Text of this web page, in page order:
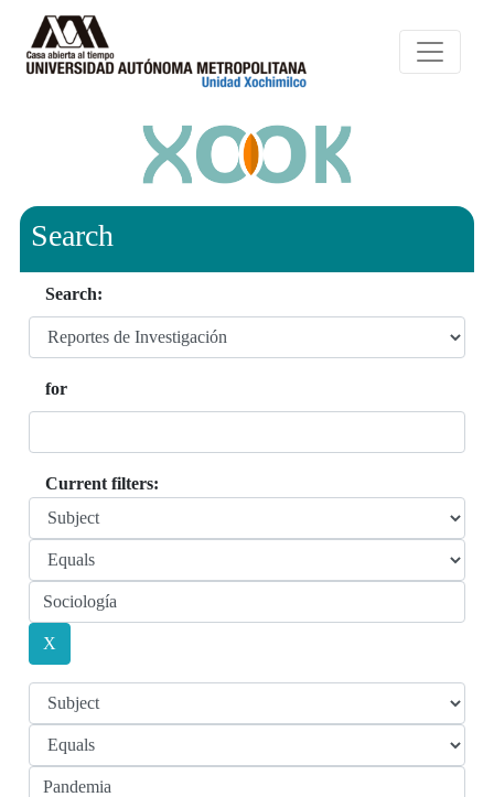
Search
Search:
for
Current filters: